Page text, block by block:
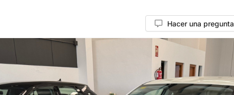
Hacer una pregunta